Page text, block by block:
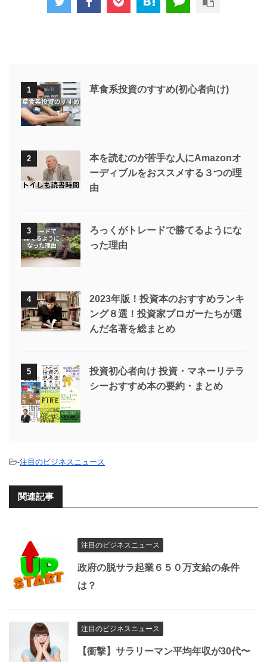
1 草食系投資のすすめ(初心者向け)
2
本を読むのが苦手な人にAmazonオ
ーディブルをおススメする３つの理
由
3
ろっくがトレードで勝てるようにな
った理由
4
2023年版！投資本のおすすめランキ
ング８選！投資家ブロガーたちが選
んだ名著を総まとめ
5
投資初心者向け 投資・マネーリテラ
シーおすすめ本の要約・まとめ
-注目のビジネスニュース
関連記事
注目のビジネスニュース
政府の脱サラ起業６５０万支給の条件
は？
注目のビジネスニュース
【衝撃】サラリーマン平均年収が30代〜